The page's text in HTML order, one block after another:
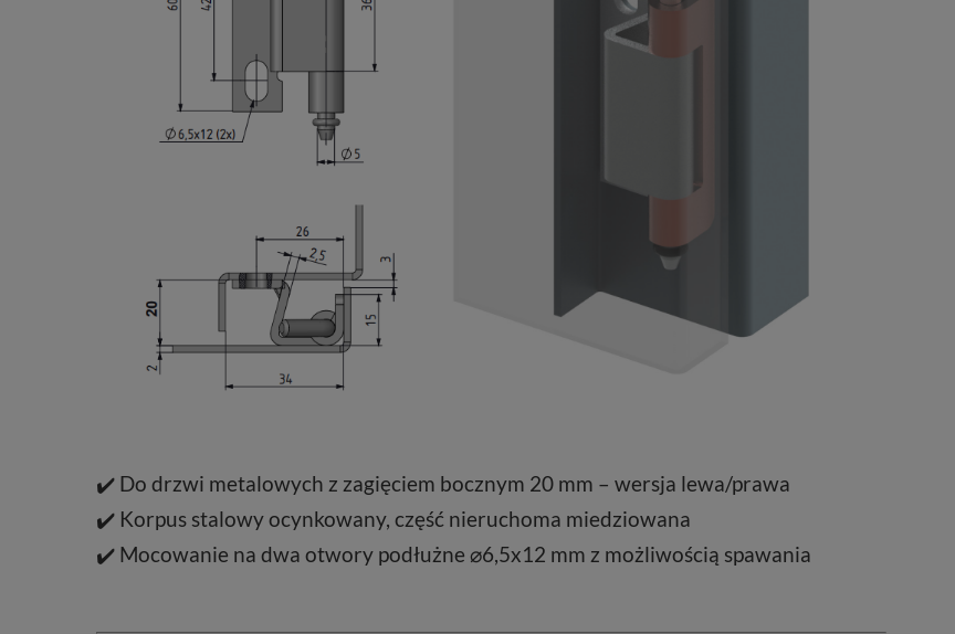
✔️ Do drzwi metalowych z zagięciem bocznym 20 mm – wersja lewa/prawa
✔️ Korpus stalowy ocynkowany, część nieruchoma miedziowana
✔️ Mocowanie na dwa otwory podłużne ⌀6,5x12 mm z możliwością spawania